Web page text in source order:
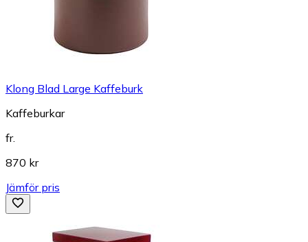
Klong Blad Large Kaffeburk
Kaffeburkar
fr.
870 kr
Jämför pris